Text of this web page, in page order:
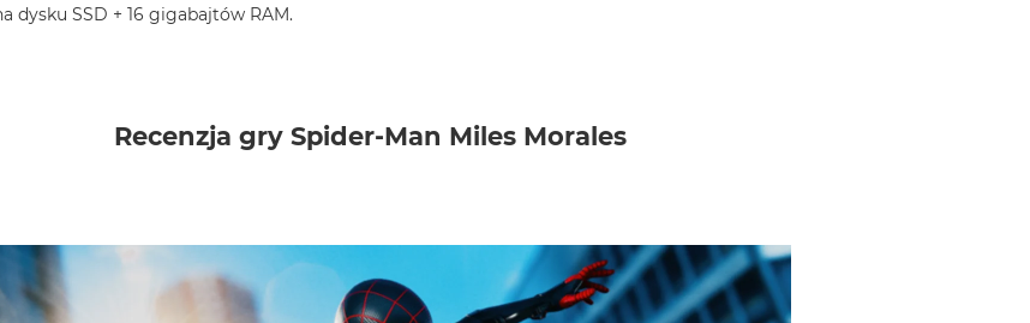
dysku SSD + 16 gigabajtów RAM.
Recenzja gry Spider-Man Miles Morales